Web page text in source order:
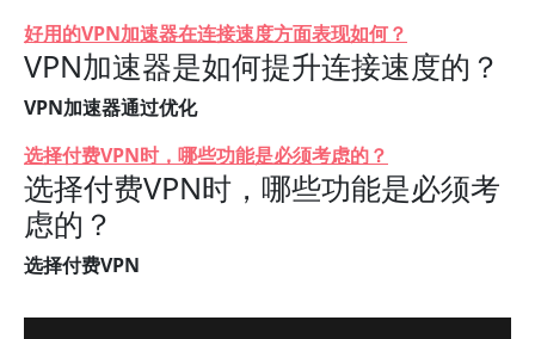
好用的VPN加速器在连接速度方面表现如何？
VPN加速器是如何提升连接速度的？
VPN加速器通过优化
选择付费VPN时，哪些功能是必须考虑的？
选择付费VPN时，哪些功能是必须考
虑的？
选择付费VPN